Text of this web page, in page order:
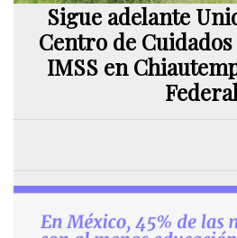
Sigue adelante
Centro de
IMSS en